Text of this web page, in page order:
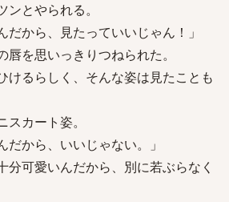
とやられる。
だから、見たっていいじゃん！」
を思いっきりつねられた。
けるらしく、そんな姿は見たことも
カート姿。
から、いいじゃない。」
分可愛いんだから、別に若ぶらなく